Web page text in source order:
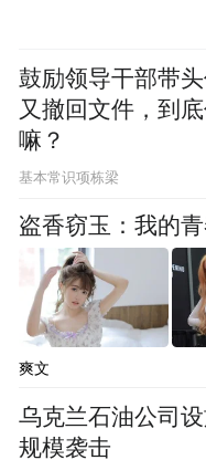
品周期长达一周
后，凭借行业资
渠道，解了燃眉之
从“应急抢修”到
边界在不断拓展
为支点，撬动的
底气。
一个工业社区的“
如果说劳模工匠
鼓励领导干部带
又撤回文件，到
嘛？
基本常识项栋梁
盗香窃玉：我的
爽文
乌克兰石油公司
规模袭击